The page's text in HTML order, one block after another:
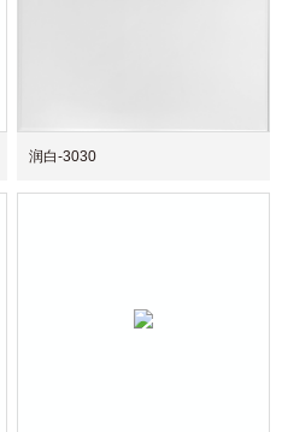
润白-3030